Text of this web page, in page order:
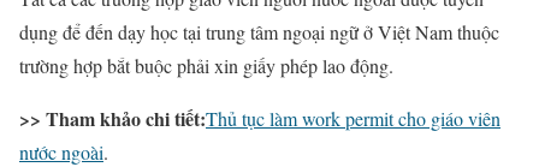
dụng để đến dạy học tại trung tâm ngoại ngữ ở Việt Nam thuộc
trường hợp bắt buộc phải xin giấy phép lao động.
>> Tham khảo chi tiết:Thủ tục làm work permit cho giáo viên
nước ngoài.